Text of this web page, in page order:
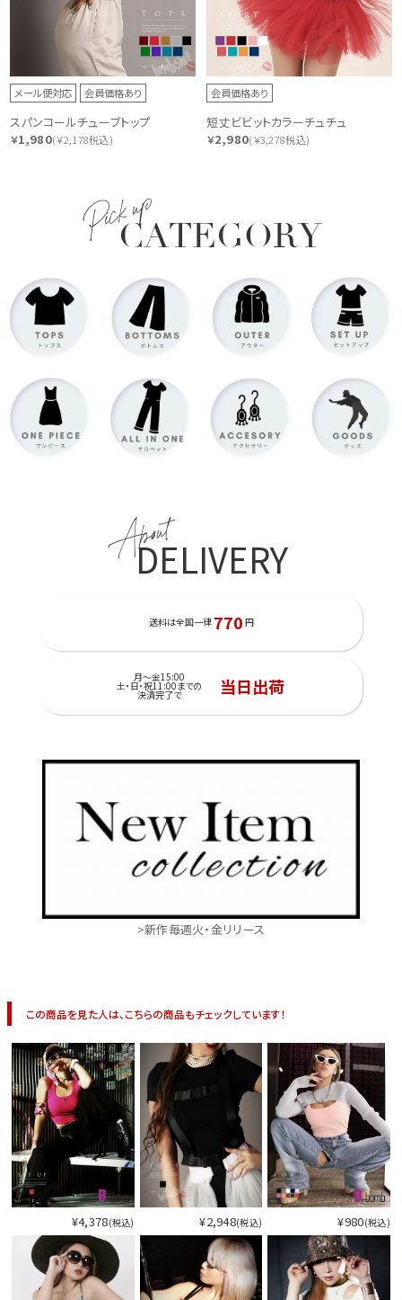
メール便対応 会員価格あり
スパンコールチューブトップ
￥1,980(￥2,178税込)
会員価格あり
短丈ビビットカラーチュチュ
￥2,980(￥3,278税込)
Pick upCATEGORY
About
DELIVERY
送料は全国一律 770 円
月～金15:00
土・日・祝11:00までの
決済完了で 当日出荷
>新作毎週火・金リリース
この商品を見た人は、こちらの商品もチェックしています！
¥4,378(税込) ¥2,948(税込) ¥980(税込)